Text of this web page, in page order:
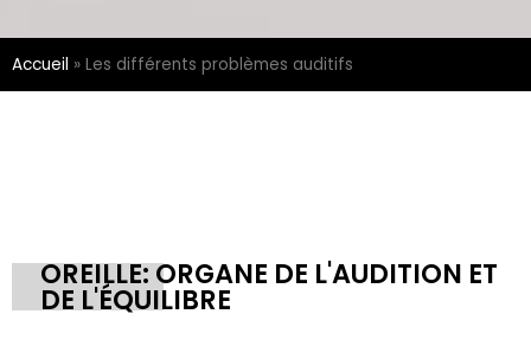
Accueil » Les différents problèmes auditifs
OREILLE: ORGANE DE L'AUDITION ET
DE L'ÉQUILIBRE